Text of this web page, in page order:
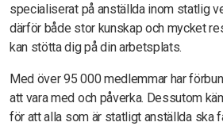
specialiserat på anställda inom statlig
därför både stor kunskap och mycket
kan stötta dig på din arbetsplats.
Med över 95 000 medlemmar har
att vara med och påverka. Dessutom
för att alla som är statligt anställda ska